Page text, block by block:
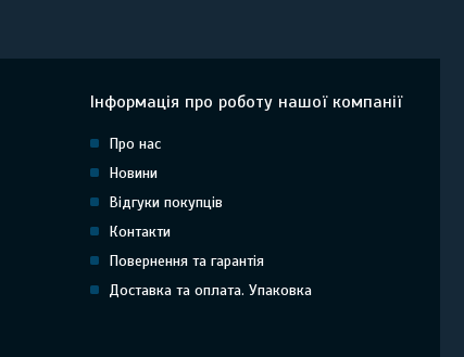
Інформація про роботу нашої компанії
Про нас
Новини
Відгуки покупців
Контакти
Повернення та гарантія
Доставка та оплата. Упаковка